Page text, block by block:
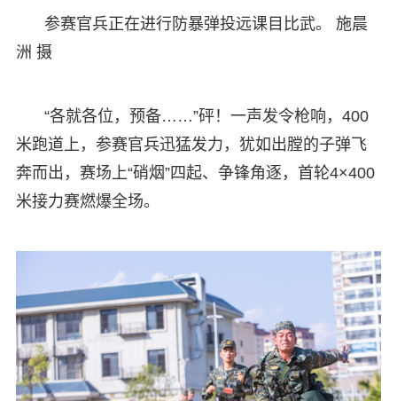
参赛官兵正在进行防暴弹投远课目比武。 施晨
洲 摄
“各就各位，预备……”砰！一声发令枪响，400
米跑道上，参赛官兵迅猛发力，犹如出膛的子弹飞
奔而出，赛场上“硝烟”四起、争锋角逐，首轮4×400
米接力赛燃爆全场。